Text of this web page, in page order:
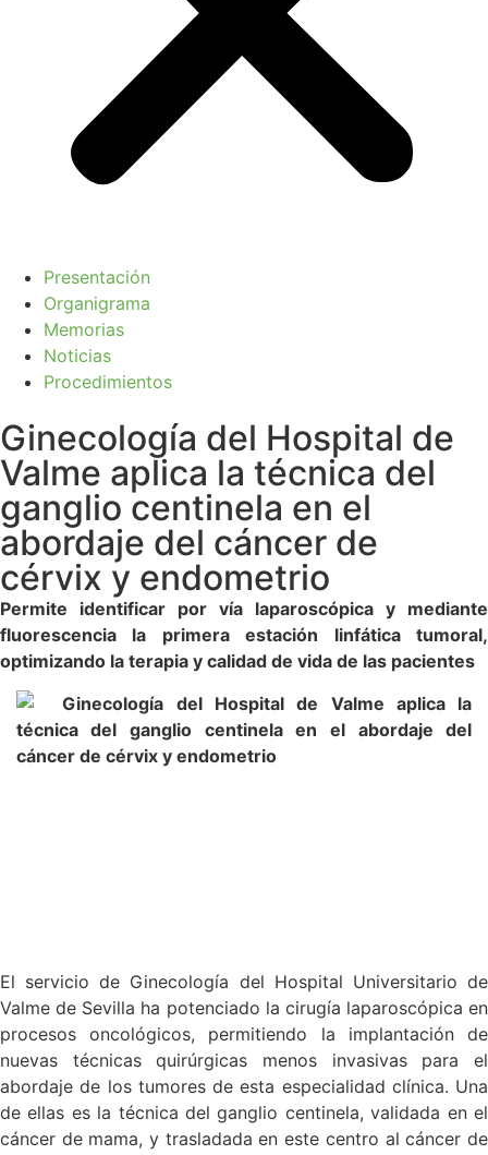
Presentación
Organigrama
Memorias
Noticias
Procedimientos
Ginecología del Hospital de
Valme aplica la técnica del
ganglio centinela en el
abordaje del cáncer de
cérvix y endometrio
Permite identificar por vía laparoscópica y mediante
fluorescencia la primera estación linfática tumoral,
optimizando la terapia y calidad de vida de las pacientes
El servicio de Ginecología del Hospital Universitario de
Valme de Sevilla ha potenciado la cirugía laparoscópica en
procesos oncológicos, permitiendo la implantación de
nuevas técnicas quirúrgicas menos invasivas para el
abordaje de los tumores de esta especialidad clínica. Una
de ellas es la técnica del ganglio centinela, validada en el
cáncer de mama, y trasladada en este centro al cáncer de